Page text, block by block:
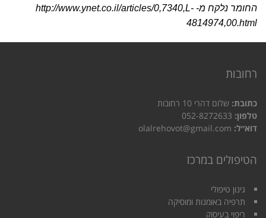
החומר נלקח מ- http://www.ynet.co.il/articles/0,7340,L-
4814974,00.html
רחובות
כתובת: שלום דהרי 10 רחובות
טלפון:
דוא״ל:
הטיפולים במרכז
גינון טיפולי
תרפיה באומנות ומוסיקה
ריפוי בעיסוק